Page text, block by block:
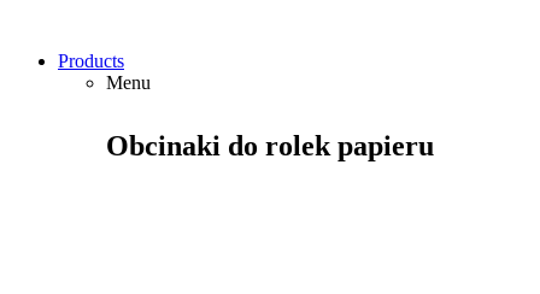
Products
Menu
Obcinaki do rolek papieru